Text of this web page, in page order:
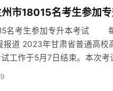
市18015名考生参加
参加专升本考试 每日甘肃网5月9日
报道 2023年甘肃省普通高校
工作于5月7日结束。本次考
点、612个考场，报考人数